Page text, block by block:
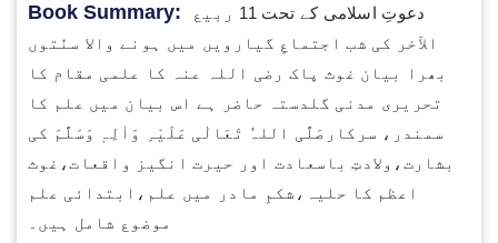
Book Summary:
دعوتِ اسلامی کے تحت 11 ربیع
الآخر کی شب اجتماعِ گیارویں میں ہونے والا سنّتوں
بھرا بیان غوث پاک رضی اللہ عنہ کا علمی مقام کا
تحریری مدنی گلدستہ حاضر ہے اس بیان میں علم کا
سمندر، سرکارصَلَّی اللہُ تَعَالٰی عَلَیْہِ وَاٰلِہٖ وَسَلَّمَ کی
بشارت،ولادتِ باسعادت اور حیرت انگیز واقعات،غوث
اعظم کا حلیہ،شکمِ مادر میں علم،ابتدائی علم
موضوع شامل ہیں۔